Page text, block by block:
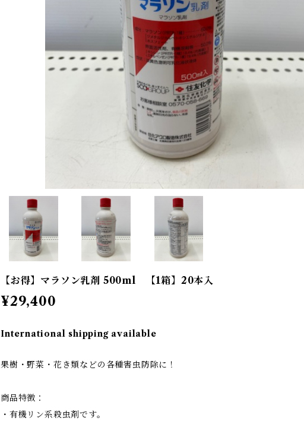
【お得】マラソン乳剤 500ml 【1箱】20本入
¥29,400
International shipping available
果樹・野菜・花き類などの各種害虫防除に！
商品特徴：
・有機リン系殺虫剤です。